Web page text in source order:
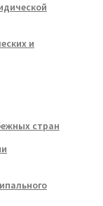
и
стран